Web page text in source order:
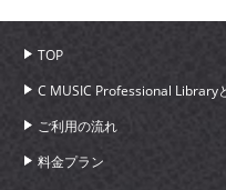
TOP
C MUSIC Professional Library
ご利用の流れ
料金プラン